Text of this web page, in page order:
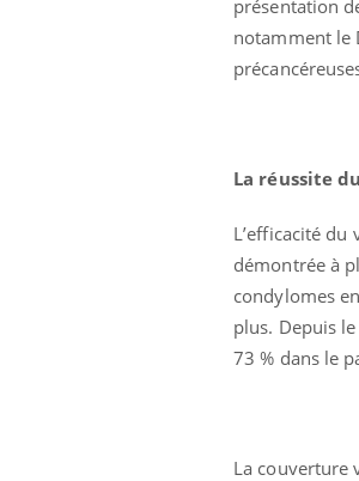
présentation
notamment le
La réussite
L’efficacité
démontrée à
condylomes
plus. Depuis
73 % dans le
La couverture
Carence en fer :
Youtube
Fatigue, irritabilité,
même alopécie… Les
carence en fer sont